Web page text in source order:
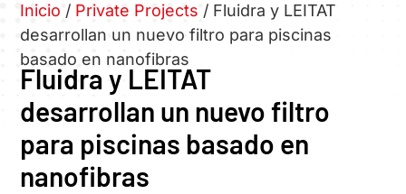
Inicio / Private Projects / Fluidra y LEITAT
desarrollan un nuevo filtro para piscinas
basado en nanofibras
Fluidra y LEITAT
desarrollan un nuevo filtro
para piscinas basado en
nanofibras